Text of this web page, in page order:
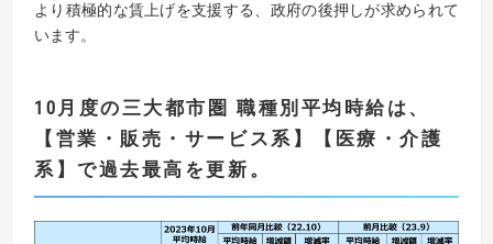
より積極的な賃上げを支援する、政府の後押しが求められて
います。
10 月度の三大都市圏 職種別平均時給は、
【 営業・販売・サービス系 】【 医療・介護
系 】で過去最高を更新。